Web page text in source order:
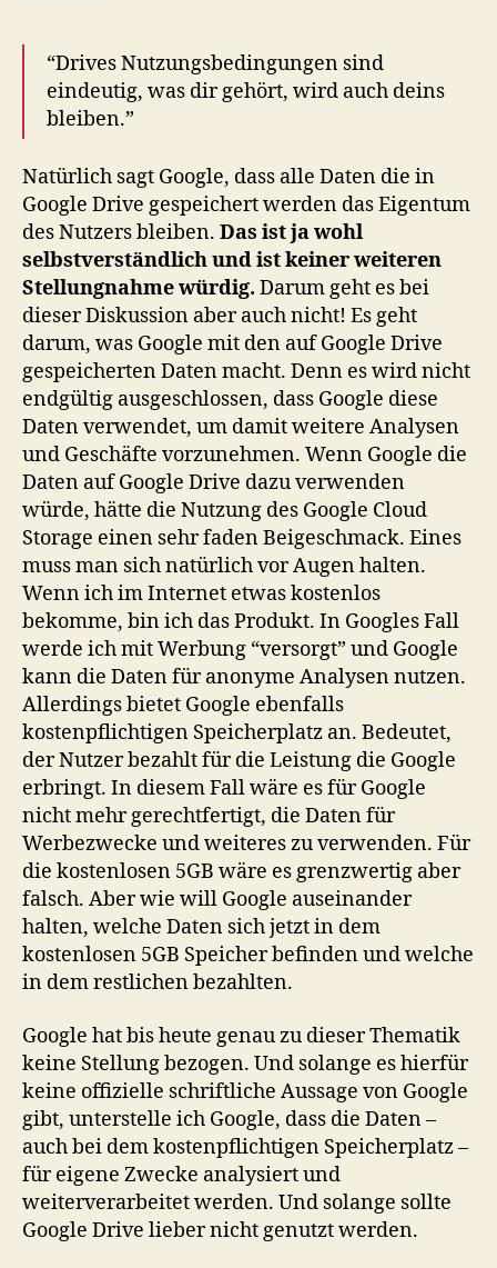
“Drives Nutzungsbedingungen sind
eindeutig, was dir gehört, wird auch deins
bleiben.”
Natürlich sagt Google, dass alle Daten die in
Google Drive gespeichert werden das Eigentum
des Nutzers bleiben. Das ist ja wohl
selbstverständlich und ist keiner weiteren
Stellungnahme würdig. Darum geht es bei
dieser Diskussion aber auch nicht! Es geht
darum, was Google mit den auf Google Drive
gespeicherten Daten macht. Denn es wird nicht
endgültig ausgeschlossen, dass Google diese
Daten verwendet, um damit weitere Analysen
und Geschäfte vorzunehmen. Wenn Google die
Daten auf Google Drive dazu verwenden
würde, hätte die Nutzung des Google Cloud
Storage einen sehr faden Beigeschmack. Eines
muss man sich natürlich vor Augen halten.
Wenn ich im Internet etwas kostenlos
bekomme, bin ich das Produkt. In Googles Fall
werde ich mit Werbung “versorgt” und Google
kann die Daten für anonyme Analysen nutzen.
Allerdings bietet Google ebenfalls
kostenpflichtigen Speicherplatz an. Bedeutet,
der Nutzer bezahlt für die Leistung die Google
erbringt. In diesem Fall wäre es für Google
nicht mehr gerechtfertigt, die Daten für
Werbezwecke und weiteres zu verwenden. Für
die kostenlosen 5GB wäre es grenzwertig aber
falsch. Aber wie will Google auseinander
halten, welche Daten sich jetzt in dem
kostenlosen 5GB Speicher befinden und welche
in dem restlichen bezahlten.
Google hat bis heute genau zu dieser Thematik
keine Stellung bezogen. Und solange es hierfür
keine offizielle schriftliche Aussage von Google
gibt, unterstelle ich Google, dass die Daten –
auch bei dem kostenpflichtigen Speicherplatz –
für eigene Zwecke analysiert und
weiterverarbeitet werden. Und solange sollte
Google Drive lieber nicht genutzt werden.